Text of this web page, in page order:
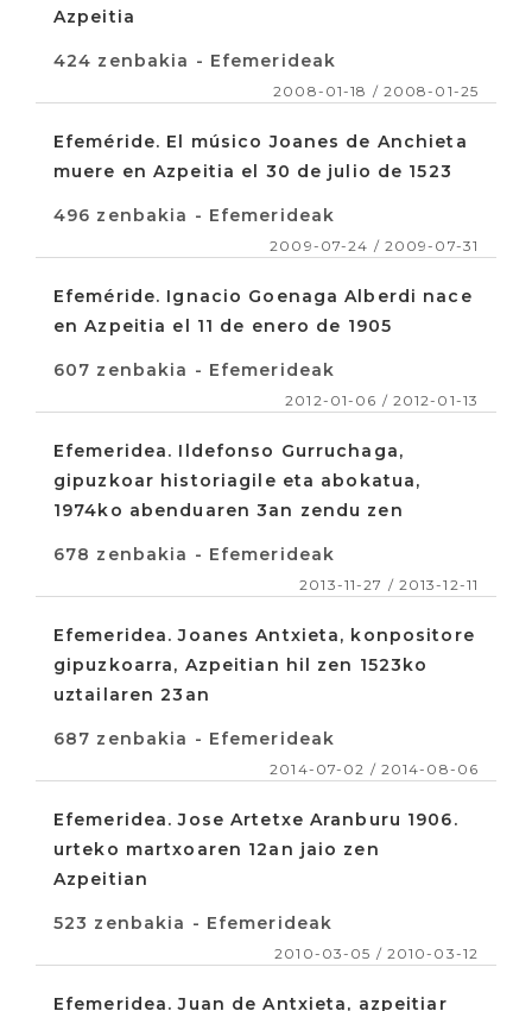
Azpeitia
424 zenbakia - Efemerideak
2008-01-18 / 2008-01-25
Efeméride. El músico Joanes de Anchieta
muere en Azpeitia el 30 de julio de 1523
496 zenbakia - Efemerideak
2009-07-24 / 2009-07-31
Efeméride. Ignacio Goenaga Alberdi nace
en Azpeitia el 11 de enero de 1905
607 zenbakia - Efemerideak
2012-01-06 / 2012-01-13
Efemeridea. Ildefonso Gurruchaga,
gipuzkoar historiagile eta abokatua,
1974ko abenduaren 3an zendu zen
678 zenbakia - Efemerideak
2013-11-27 / 2013-12-11
Efemeridea. Joanes Antxieta, konpositore
gipuzkoarra, Azpeitian hil zen 1523ko
uztailaren 23an
687 zenbakia - Efemerideak
2014-07-02 / 2014-08-06
Efemeridea. Jose Artetxe Aranburu 1906.
urteko martxoaren 12an jaio zen
Azpeitian
523 zenbakia - Efemerideak
2010-03-05 / 2010-03-12
Efemeridea. Juan de Antxieta, azpeitiar